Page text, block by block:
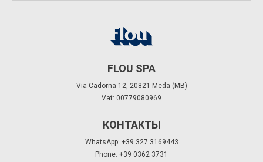
FLOU SPA
Via Cadorna 12, 20821 Meda (MB)
Vat: 00779080969
КОНТАКТЫ
WhatsApp: +39 327 3169443
Phone: +39 0362 3731